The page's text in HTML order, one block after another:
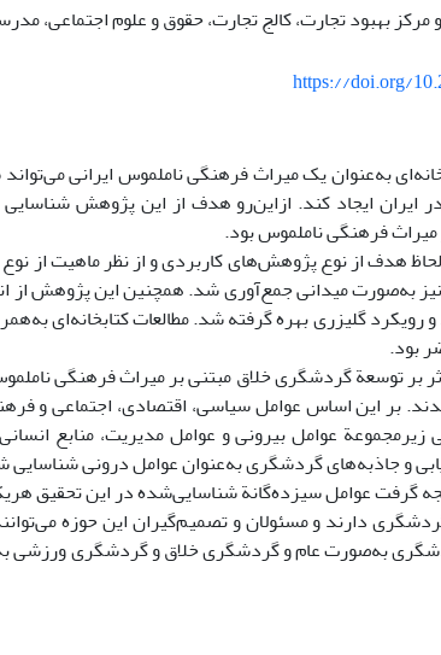
بهبود تجارت، کالج تجارت، حقوق و علوم اجتماعی،
https://doi.org/
به‌عنوان یک میراث فرهنگی ناملموس ایرانی
ایجاد کند. ازاین‌رو هدف از این پژوهش شناسایی
فرهنگی ناملموس بود.
هدف از نوع پژوهش‌های کاربردی و از نظر ماهیت از
به‌صورت میدانی جمع‌آوری شد. همچنین این پژوهش از
رویکرد گلیزری بهره گرفته شد. مطالعات کتابخانه‌ای
بود.
بر این اساس عوامل سیاسی، اقتصادی، اجتماعی و
عوامل بیرونی و عوامل مدیریت، منابع
و جاذبه‌های گردشگری به‌عنوان عوامل درونی
گرفت عوامل سیزده‌گانة شناسایی‌شده در این تحقیق
دارند و مسئولان و تصمیم‌گیران این حوزه می‌توانند
به‌صورت عام و گردشگری خلاق و گردشگری ورزشی